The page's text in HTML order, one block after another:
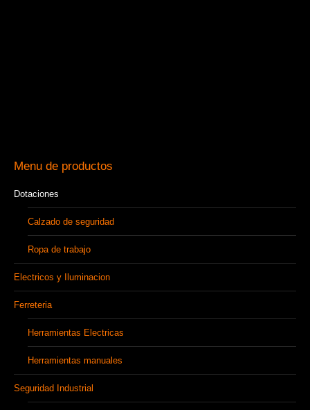
Menu de productos
Dotaciones
Calzado de seguridad
Ropa de trabajo
Electricos y Iluminacion
Ferreteria
Herramientas Electricas
Herramientas manuales
Seguridad Industrial